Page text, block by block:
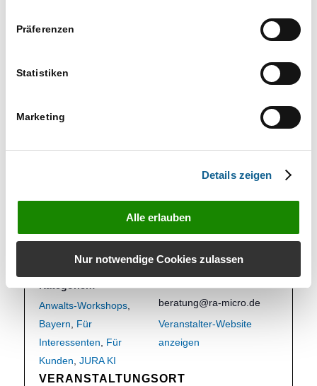
Präferenzen
Statistiken
Marketing
Details zeigen
Alle erlauben
Nur notwendige Cookies zulassen
ab 18:00 Uhr, Vorträge ab 18:30 Uhr
und einen bereichernden Austausch in
18.00 bis 22.30
Kategorien:
Anwalts-Workshops,
Bayern, Für
Interessenten, Für
Kunden, JURA KI
VERANSTALTUNGSORT
Telefon
+49 (0) 89 260 100 80
beratung@ra-micro.de
Veranstalter-Website
anzeigen